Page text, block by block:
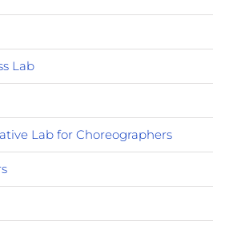
Lab
Lab for Choreographers